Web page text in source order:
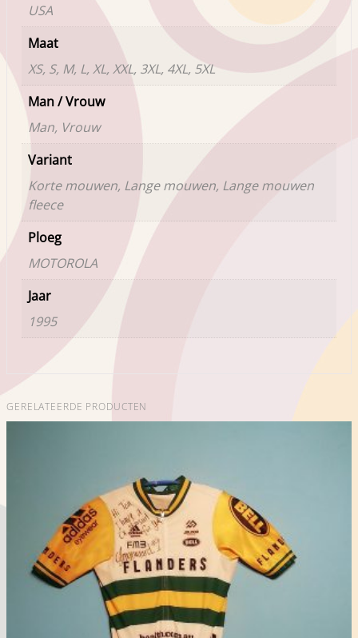
USA
Maat
XS, S, M, L, XL, XXL, 3XL, 4XL, 5XL
Man / Vrouw
Man, Vrouw
Variant
Korte mouwen, Lange mouwen, Lange mouwen
fleece
Ploeg
MOTOROLA
Jaar
1995
GERELATEERDE PRODUCTEN